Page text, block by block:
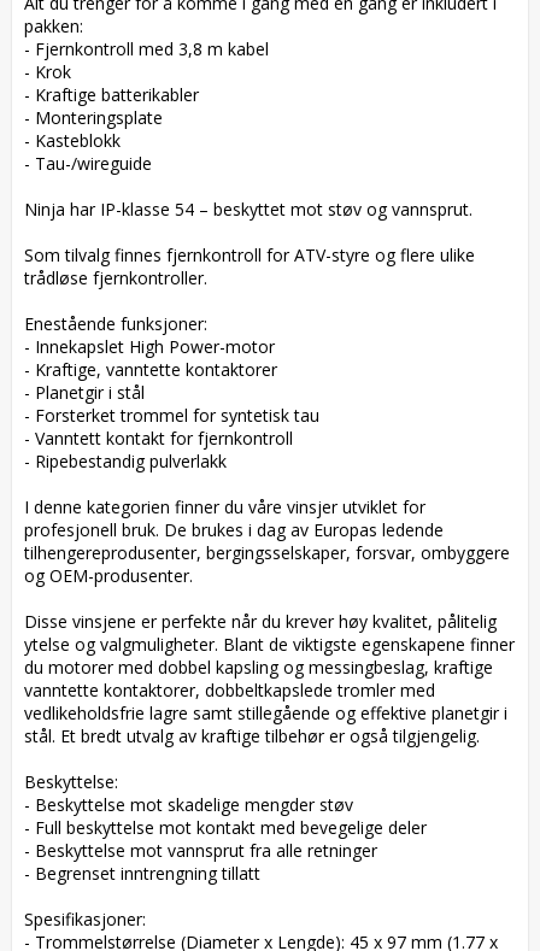
pakken:
- Fjernkontroll med 3,8 m kabel
- Krok
- Kraftige batterikabler
- Monteringsplate
- Kasteblokk
- Tau-/wireguide
Ninja har IP-klasse 54 – beskyttet mot støv og vannsprut.
Som tilvalg finnes fjernkontroll for ATV-styre og flere ulike
trådløse fjernkontroller.
Enestående funksjoner:
- Innekapslet High Power-motor
- Kraftige, vanntette kontaktorer
- Planetgir i stål
- Forsterket trommel for syntetisk tau
- Vanntett kontakt for fjernkontroll
- Ripebestandig pulverlakk
I denne kategorien finner du våre vinsjer utviklet for
profesjonell bruk. De brukes i dag av Europas ledende
tilhengereprodusenter, bergingsselskaper, forsvar, ombyggere
og OEM-produsenter.
Disse vinsjene er perfekte når du krever høy kvalitet, pålitelig
ytelse og valgmuligheter. Blant de viktigste egenskapene finner
du motorer med dobbel kapsling og messingbeslag, kraftige
vanntette kontaktorer, dobbeltkapslede tromler med
vedlikeholdsfrie lagre samt stillegående og effektive planetgir i
stål. Et bredt utvalg av kraftige tilbehør er også tilgjengelig.
Beskyttelse:
- Beskyttelse mot skadelige mengder støv
- Full beskyttelse mot kontakt med bevegelige deler
- Beskyttelse mot vannsprut fra alle retninger
- Begrenset inntrengning tillatt
Spesifikasjoner:
- Trommelstørrelse (Diameter x Lengde): 45 x 97 mm (1.77 x